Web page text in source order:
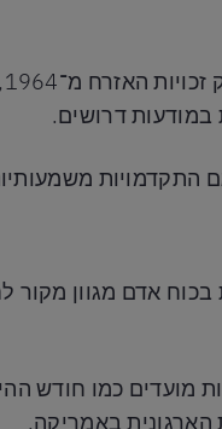
במודעות דרושים.
משמעותיות
אדם מגוון מקור
מועדים כמו חודש
הארגונית באמריקה.